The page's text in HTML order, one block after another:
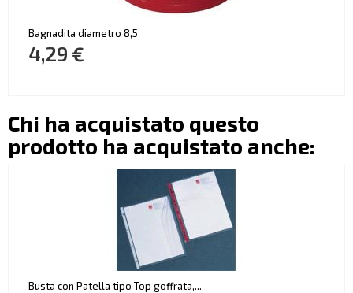
Bagnadita diametro 8,5
4,29 €
Chi ha acquistato questo
prodotto ha acquistato anche:
Busta con Patella tipo Top goffrata,...